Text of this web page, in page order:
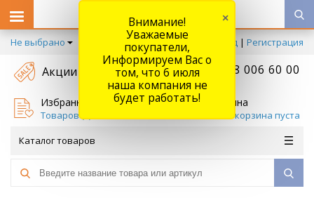
Не выбрано Вход | Регистрация
Акции +7 778 006 60 00
Избранное
Товаров (
Корзина
Ваша корзина пуста
Каталог товаров
Внимание!
Уважаемые
покупатели,
Информируем Вас о
том, что 6 июля
наша компания не
будет работать!
×